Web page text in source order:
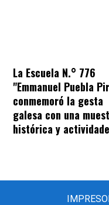
La Escuela N.° 776
"Emmanuel Puebla
conmemoró la gesta
galesa con una
histórica y